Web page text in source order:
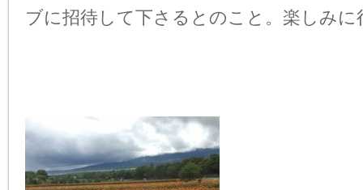
ブに招待して下さるとのこと。楽しみ